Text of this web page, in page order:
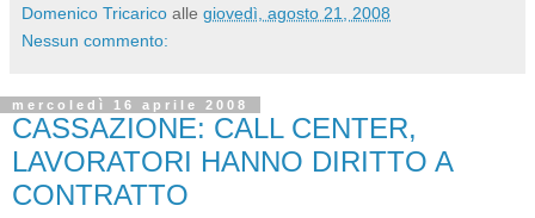
Domenico Tricarico alle giovedì, agosto 21, 2008
Nessun commento:
mercoledì 16 aprile 2008
CASSAZIONE: CALL CENTER,
LAVORATORI HANNO DIRITTO A
CONTRATTO